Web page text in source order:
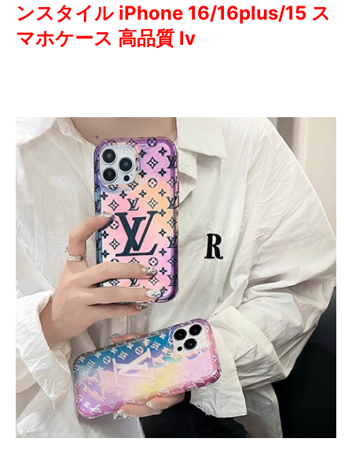
ンスタイル iPhone 16/16plus/15 ス
マホケース 高品質 lv